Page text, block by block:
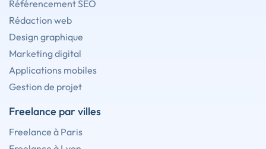
Référencement SEO
Rédaction web
Design graphique
Marketing digital
Applications mobiles
Gestion de projet
Freelance par villes
Freelance à Paris